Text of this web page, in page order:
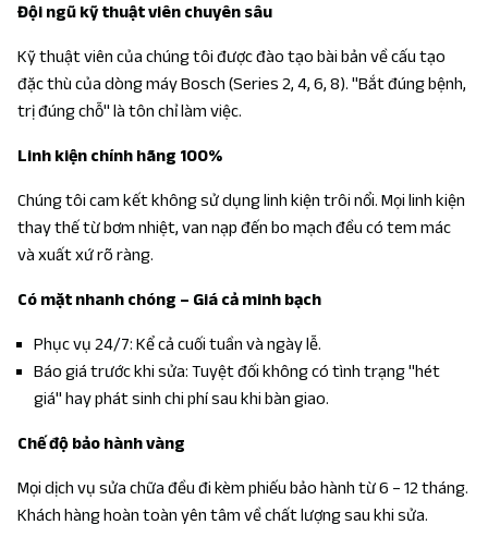
Đội ngũ kỹ thuật viên chuyên sâu
Kỹ thuật viên của chúng tôi được đào tạo bài bản về cấu tạo
đặc thù của dòng máy Bosch (Series 2, 4, 6, 8). "Bắt đúng bệnh,
trị đúng chỗ" là tôn chỉ làm việc.
Linh kiện chính hãng 100%
Chúng tôi cam kết không sử dụng linh kiện trôi nổi. Mọi linh kiện
thay thế từ bơm nhiệt, van nạp đến bo mạch đều có tem mác
và xuất xứ rõ ràng.
Có mặt nhanh chóng – Giá cả minh bạch
Phục vụ 24/7: Kể cả cuối tuần và ngày lễ.
Báo giá trước khi sửa: Tuyệt đối không có tình trạng "hét
giá" hay phát sinh chi phí sau khi bàn giao.
Chế độ bảo hành vàng
Mọi dịch vụ sửa chữa đều đi kèm phiếu bảo hành từ 6 – 12 tháng.
Khách hàng hoàn toàn yên tâm về chất lượng sau khi sửa.